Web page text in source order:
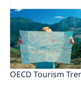
OECD Tourism